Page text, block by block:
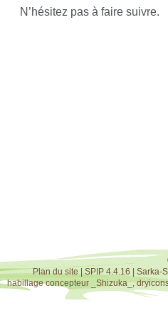
N’hésitez pas à faire suivre.
Plan du site|SPIP 4.4.16
Sarka-
habillage concepteur
_Shizuka_,